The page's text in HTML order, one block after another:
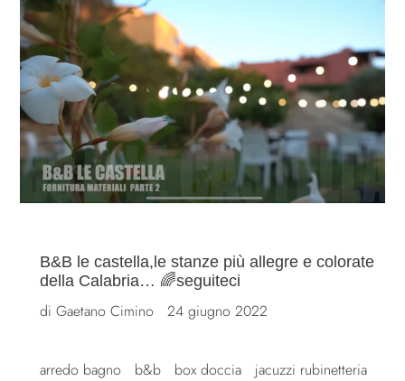
B&B le castella,le stanze più allegre e colorate
della Calabria… 🌈seguiteci
di Gaetano Cimino 24 giugno 2022
arredo bagno b&b box doccia
jacuzzi rubinetteria